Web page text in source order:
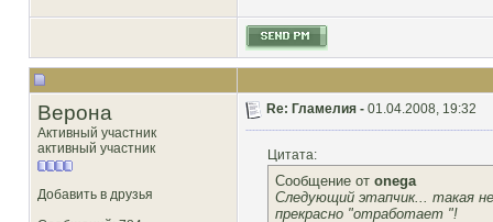
Верона
Активный участник
активный участник
Добавить в друзья
Re: Гламелия - 01.04.2008, 19:32
Цитата:
Сообщение от onega
Следующий этапчик... такая
прекрасно "отработает "!